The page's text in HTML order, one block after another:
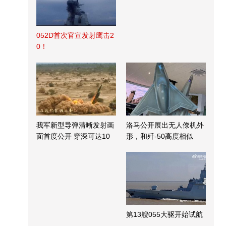
052D首次官宣发射鹰击2
0！
我军新型导弹清晰发射画
面首度公开 穿深可达10
洛马公开展出无人僚机外
形，和歼-50高度相似
第13艘055大驱开始试航